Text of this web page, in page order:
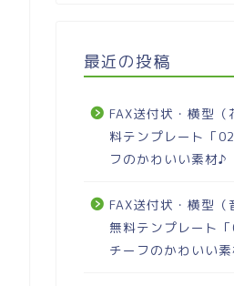
最近の投稿
FAX送付状・横型
料テンプレート「
フのかわいい素材♪
FAX送付状・横型（
無料テンプレート
チーフのかわいい